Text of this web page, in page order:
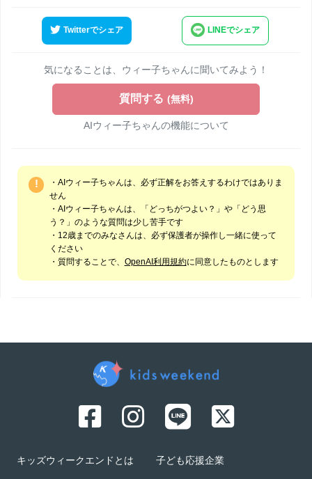
Twitterでシェア LINEでシェア
気になることは、ウィー子ちゃんに聞いてみよう！
質問する (無料)
AIウィー子ちゃんの機能について
!
・AIウィー子ちゃんは、必ず正解をお答えするわけではありま
せん
・AIウィー子ちゃんは、「どっちがつよい？」や「どう思
う？」のような質問は少し苦手です
・12歳までのみなさんは、必ず保護者が操作し一緒に使って
ください
・質問することで、OpenAI利用規約に同意したものとします
キッズウィークエンドとは
子ども応援企業